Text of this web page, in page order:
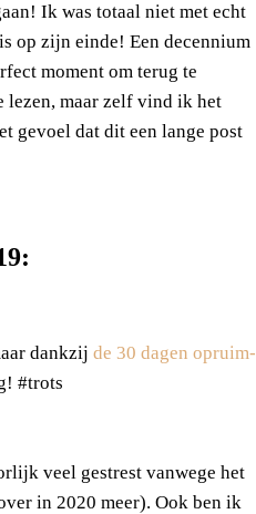
Ik was totaal niet met echt
op zijn einde! Een decennium
moment om terug te
lezen, maar zelf vind ik het
gevoel dat dit een lange post
dankzij de 30 dagen opruim-
#trots
veel gestrest vanwege het
in 2020 meer). Ook ben ik